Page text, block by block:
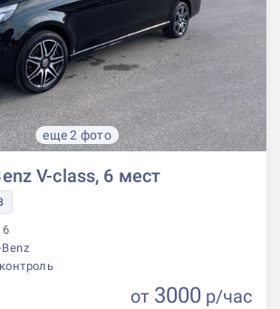
еще 2 фото
V-class, 6 мест
6
от 3000 р/час